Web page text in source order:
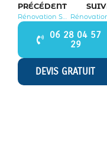
PRÉCÉDENT
Rénovation Saintry sur Seine 91250
06 28 04 57
29
DEVIS GRATUIT